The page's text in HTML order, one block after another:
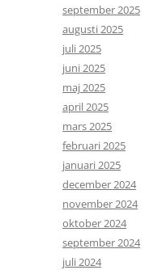
september 2025
augusti 2025
juli 2025
juni 2025
maj 2025
april 2025
mars 2025
februari 2025
januari 2025
december 2024
november 2024
oktober 2024
september 2024
juli 2024